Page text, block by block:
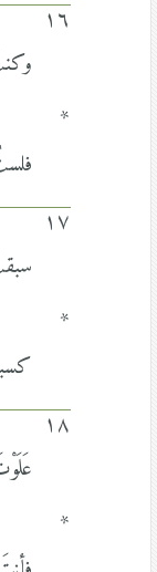
١٦
*
١٧
*
١٨
*